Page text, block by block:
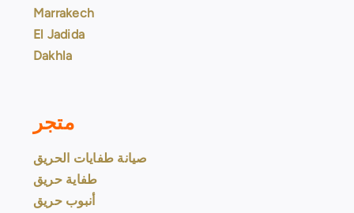
Marrakech
El Jadida
Dakhla
متجر
صيانة طفايات الحريق
طفاية حريق
أنبوب حريق